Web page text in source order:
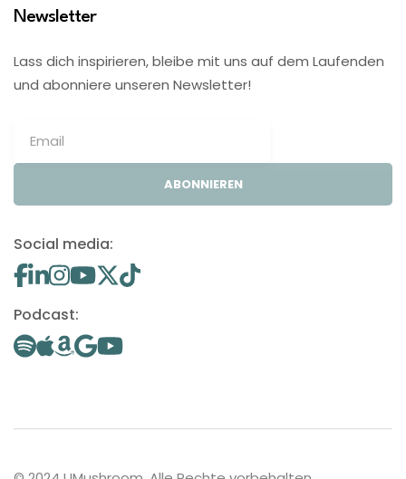
Newsletter
Lass dich inspirieren, bleibe mit uns auf dem Laufenden
und abonniere unseren Newsletter!
ABONNIEREN
Social media:
Podcast: